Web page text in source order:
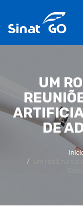
UM
DE
Um robô na